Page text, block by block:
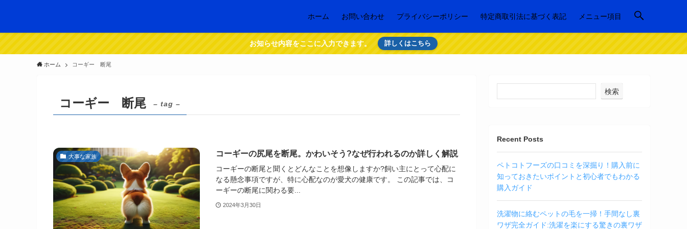
ホーム お問い合わせ プライバシーポリシー 特定商取引法に基づく表記 メニュー項目
お知らせ内容をここに入力できます。 詳しくはこちら
ホーム コーギー 断尾
コーギー 断尾 – tag –
大事な家族 コーギーの尻尾を断尾。かわいそう?なぜ行われるのか詳しく解説
コーギーの断尾と聞くとどんなことを想像しますか?飼い主にとって心配に
なる懸念事項ですが、特に心配なのが愛犬の健康です。 この記事では、コ
ーギーの断尾に関わる要...
2024年3月30日
検索
Recent Posts
ペトコトフーズの口コミを深掘り！購入前に
知っておきたいポイントと初心者でもわかる
購入ガイド
洗濯物に絡むペットの毛を一掃！手間なし裏
ワザ完全ガイド:洗濯を楽にする驚きの裏ワザ